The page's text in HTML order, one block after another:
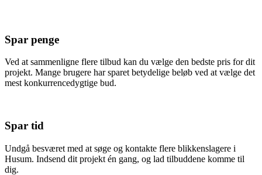
Spar penge
Ved at sammenligne flere tilbud kan du vælge den bedste pris for dit
projekt. Mange brugere har sparet betydelige beløb ved at vælge det
mest konkurrencedygtige bud.
Spar tid
Undgå besværet med at søge og kontakte flere blikkenslagere i
Husum. Indsend dit projekt én gang, og lad tilbuddene komme til
dig.